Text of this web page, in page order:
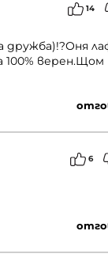
14
100% верен.Щом
6